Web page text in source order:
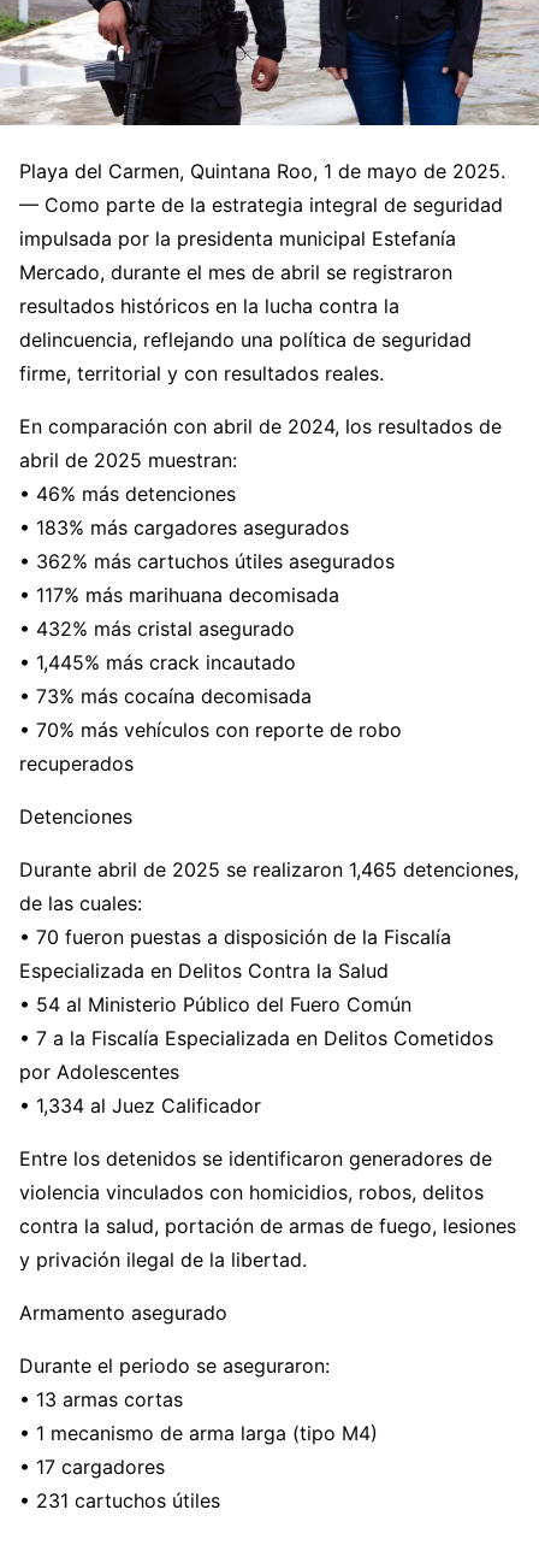
Playa del Carmen, Quintana Roo, 1 de mayo de 2025.
— Como parte de la estrategia integral de seguridad
impulsada por la presidenta municipal Estefanía
Mercado, durante el mes de abril se registraron
resultados históricos en la lucha contra la
delincuencia, reflejando una política de seguridad
firme, territorial y con resultados reales.
En comparación con abril de 2024, los resultados de
abril de 2025 muestran:
• 46% más detenciones
• 183% más cargadores asegurados
• 362% más cartuchos útiles asegurados
• 117% más marihuana decomisada
• 432% más cristal asegurado
• 1,445% más crack incautado
• 73% más cocaína decomisada
• 70% más vehículos con reporte de robo
recuperados
Detenciones
Durante abril de 2025 se realizaron 1,465 detenciones,
de las cuales:
• 70 fueron puestas a disposición de la Fiscalía
Especializada en Delitos Contra la Salud
• 54 al Ministerio Público del Fuero Común
• 7 a la Fiscalía Especializada en Delitos Cometidos
por Adolescentes
• 1,334 al Juez Calificador
Entre los detenidos se identificaron generadores de
violencia vinculados con homicidios, robos, delitos
contra la salud, portación de armas de fuego, lesiones
y privación ilegal de la libertad.
Armamento asegurado
Durante el periodo se aseguraron:
• 13 armas cortas
• 1 mecanismo de arma larga (tipo M4)
• 17 cargadores
• 231 cartuchos útiles